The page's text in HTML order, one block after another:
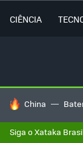
CIÊNCIA
TENDÊNCIAS
China
Siga o Xataka